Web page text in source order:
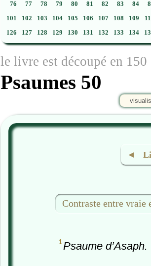
76 77 78 79 80 81 82 83 84
101 102 103 104 105 106 107 108 109
126 127 128 129 130 131 132 133 134
le livre est découpé en 150
Psaumes 50
◄
Contraste entre vraie
1Psaume d’Asaph.